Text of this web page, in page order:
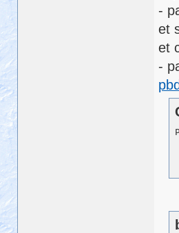
-
et
et
-